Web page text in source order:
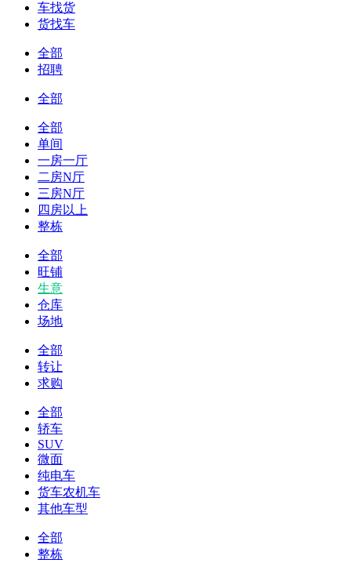
车找货
货找车
全部
招聘
全部
全部
单间
一房一厅
二房N厅
三房N厅
四房以上
整栋
全部
旺铺
生意
仓库
场地
全部
转让
求购
全部
轿车
SUV
微面
纯电车
货车农机车
其他车型
全部
整栋